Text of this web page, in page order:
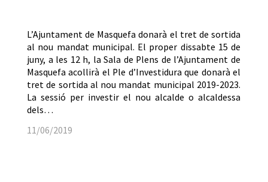
L’Ajuntament de Masquefa donarà el tret de sortida
al nou mandat municipal. El proper dissabte 15 de
juny, a les 12 h, la Sala de Plens de l’Ajuntament de
Masquefa acollirà el Ple d’Investidura que donarà el
tret de sortida al nou mandat municipal 2019-2023.
La sessió per investir el nou alcalde o alcaldessa
dels…
11/06/2019